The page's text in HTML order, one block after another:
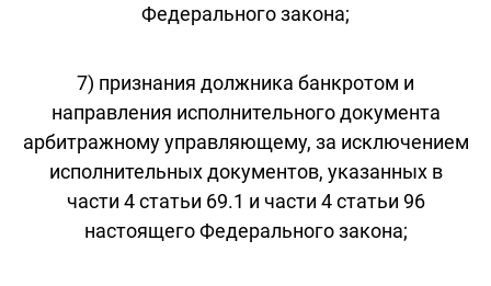
Федерального закона;
7) признания должника банкротом и
направления исполнительного документа
арбитражному управляющему, за исключением
исполнительных документов, указанных в
части 4 статьи 69.1 и части 4 статьи 96
настоящего Федерального закона;